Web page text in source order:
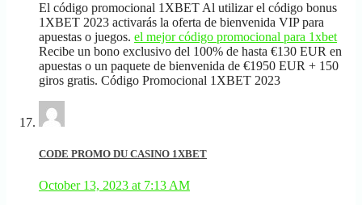
El código promocional 1XBET Al utilizar el código bonus
1XBET 2023 activarás la oferta de bienvenida VIP para
apuestas o juegos. el mejor código promocional para 1xbet
Recibe un bono exclusivo del 100% de hasta €130 EUR en
apuestas o un paquete de bienvenida de €1950 EUR + 150
giros gratis. Código Promocional 1XBET 2023
CODE PROMO DU CASINO 1XBET
October 13, 2023 at 7:13 AM